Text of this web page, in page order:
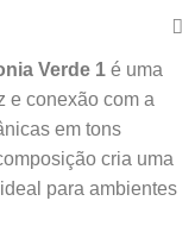
Verde 1 é uma
e conexão com a
em tons
cria uma
para ambientes